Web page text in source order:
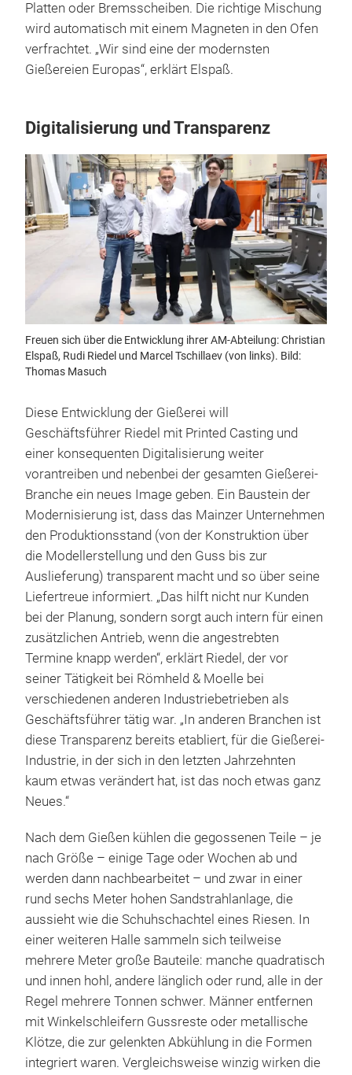
Platten oder Bremsscheiben. Die richtige Mischung
wird automatisch mit einem Magneten in den Ofen
verfrachtet. „Wir sind eine der modernsten
Gießereien Europas“, erklärt Elspaß.
Digitalisierung und Transparenz
Freuen sich über die Entwicklung ihrer AM-Abteilung: Christian
Elspaß, Rudi Riedel und Marcel Tschillaev (von links). Bild:
Thomas Masuch
Diese Entwicklung der Gießerei will
Geschäftsführer Riedel mit Printed Casting und
einer konsequenten Digitalisierung weiter
vorantreiben und nebenbei der gesamten Gießerei-
Branche ein neues Image geben. Ein Baustein der
Modernisierung ist, dass das Mainzer Unternehmen
den Produktionsstand (von der Konstruktion über
die Modellerstellung und den Guss bis zur
Auslieferung) transparent macht und so über seine
Liefertreue informiert. „Das hilft nicht nur Kunden
bei der Planung, sondern sorgt auch intern für einen
zusätzlichen Antrieb, wenn die angestrebten
Termine knapp werden“, erklärt Riedel, der vor
seiner Tätigkeit bei Römheld & Moelle bei
verschiedenen anderen Industriebetrieben als
Geschäftsführer tätig war. „In anderen Branchen ist
diese Transparenz bereits etabliert, für die Gießerei-
Industrie, in der sich in den letzten Jahrzehnten
kaum etwas verändert hat, ist das noch etwas ganz
Neues.“
Nach dem Gießen kühlen die gegossenen Teile – je
nach Größe – einige Tage oder Wochen ab und
werden dann nachbearbeitet – und zwar in einer
rund sechs Meter hohen Sandstrahlanlage, die
aussieht wie die Schuhschachtel eines Riesen. In
einer weiteren Halle sammeln sich teilweise
mehrere Meter große Bauteile: manche quadratisch
und innen hohl, andere länglich oder rund, alle in der
Regel mehrere Tonnen schwer. Männer entfernen
mit Winkelschleifern Gussreste oder metallische
Klötze, die zur gelenkten Abkühlung in die Formen
integriert waren. Vergleichsweise winzig wirken die